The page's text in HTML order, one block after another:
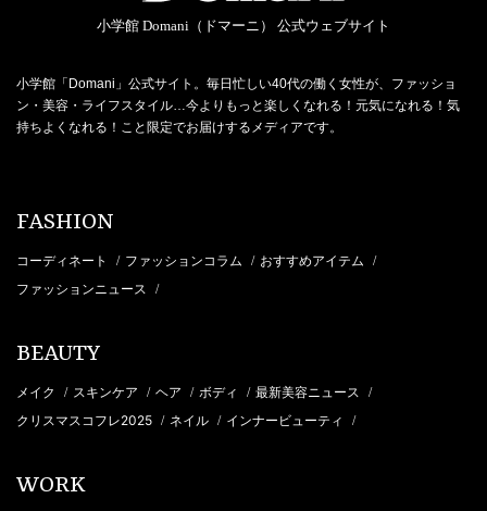
小学館 Domani（ドマーニ） 公式ウェブサイト
小学館「Domani」公式サイト。毎日忙しい40代の働く女性が、ファッショ
ン・美容・ライフスタイル…今よりもっと楽しくなれる！元気になれる！気
持ちよくなれる！こと限定でお届けするメディアです。
FASHION
コーディネート / ファッションコラム / おすすめアイテム /
ファッションニュース /
BEAUTY
メイク / スキンケア / ヘア / ボディ / 最新美容ニュース /
クリスマスコフレ2025 / ネイル / インナービューティ /
WORK